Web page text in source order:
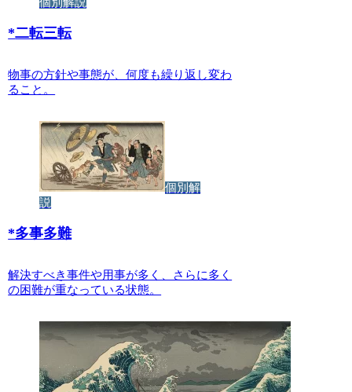
*二転三転
物事の方針や事態が、何度も繰り返し変わ
ること。
個別解
説
*多事多難
解決すべき事件や用事が多く、さらに多く
の困難が重なっている状態。